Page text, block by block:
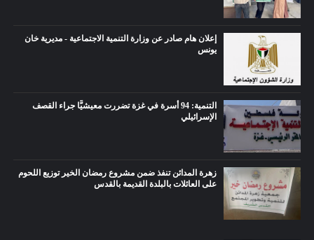
إعلان هام صادر عن وزارة التنمية الاجتماعية - مديرية خان
يونس
التنمية: 94 أسرة في غزة تضررت معيشيًّا جراء القصف
الإسرائيلي
زهرة المدائن تنفذ ضمن مشروع رمضان الخير توزيع اللحوم
على العائلات بالبلدة القديمة بالقدس